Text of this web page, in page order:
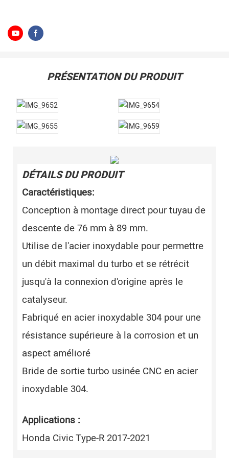
PRÉSENTATION DU PRODUIT
DÉTAILS DU PRODUIT
Caractéristiques:
Conception à montage direct pour tuyau de
descente de 76 mm à 89 mm.
Utilise de l'acier inoxydable pour permettre
un débit maximal du turbo et se rétrécit
jusqu'à la connexion d'origine après le
catalyseur.
Fabriqué en acier inoxydable 304 pour une
résistance supérieure à la corrosion et un
aspect amélioré
Bride de sortie turbo usinée CNC en acier
inoxydable 304.
Applications :
Honda Civic Type-R 2017-2021